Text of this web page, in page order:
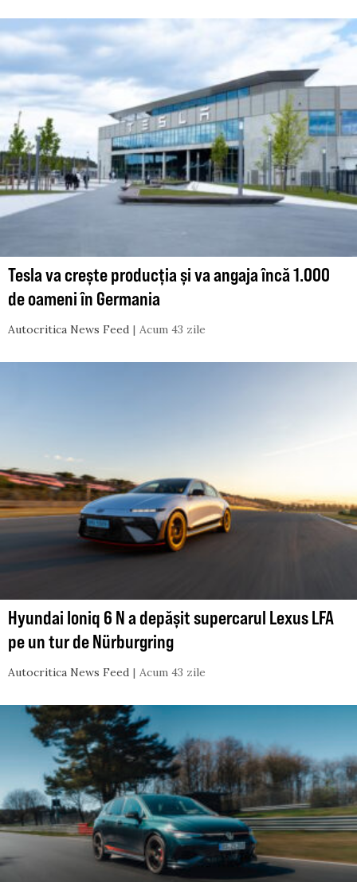
Tesla va crește producția și va angaja încă 1.000
de oameni în Germania
Autocritica News Feed Acum 43 zile
Hyundai Ioniq 6 N a depășit supercarul Lexus LFA
pe un tur de Nürburgring
Autocritica News Feed Acum 43 zile